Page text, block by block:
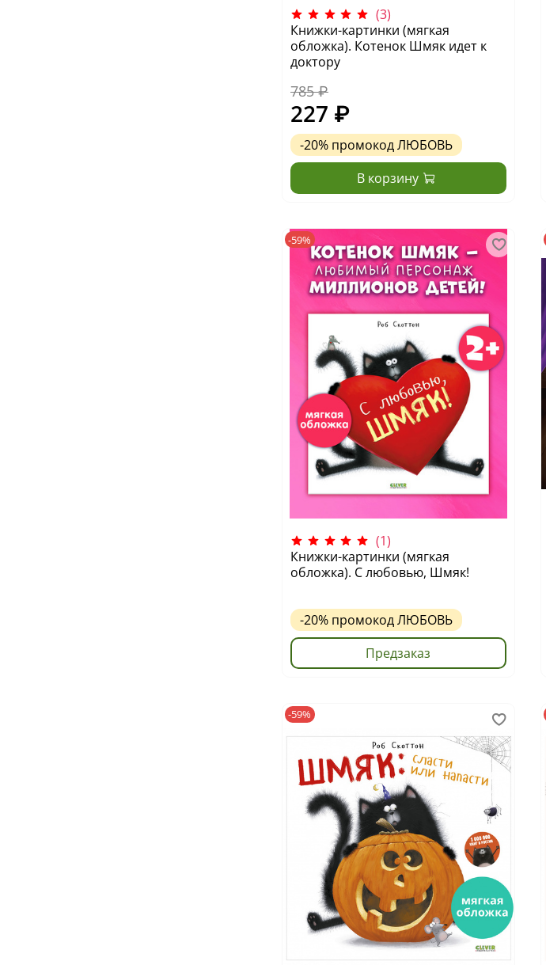
(3)
Книжки-картинки (мягкая
обложка). Котенок Шмяк идет к
доктору
785 ₽
227 ₽
-20% промокодЛЮБОВЬ
В корзину
-59%
(1)
Книжки-картинки (мягкая
обложка). С любовью, Шмяк!
-20% промокодЛЮБОВЬ
Предзаказ
-59%